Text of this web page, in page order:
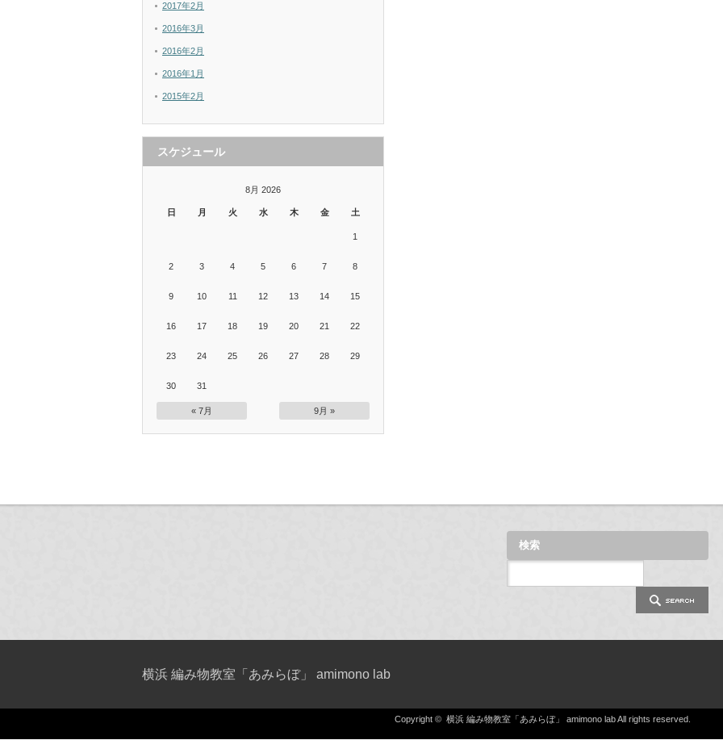
2017年2月
2016年3月
2016年2月
2016年1月
2015年2月
スケジュール
8月 2026
日 月 火 水 木 金 土
1
2 3 4 5 6 7 8
9 10 11 12 13 14 15
16 17 18 19 20 21 22
23 24 25 26 27 28 29
30 31
« 7月 9月 »
検索
横浜 編み物教室「あみらぼ」 amimono lab
Copyright © 横浜 編み物教室「あみらぼ」 amimono labAll rights reserved.